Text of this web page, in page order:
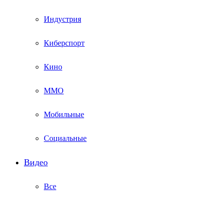
Индустрия
Киберспорт
Кино
ММО
Мобильные
Социальные
Видео
Все